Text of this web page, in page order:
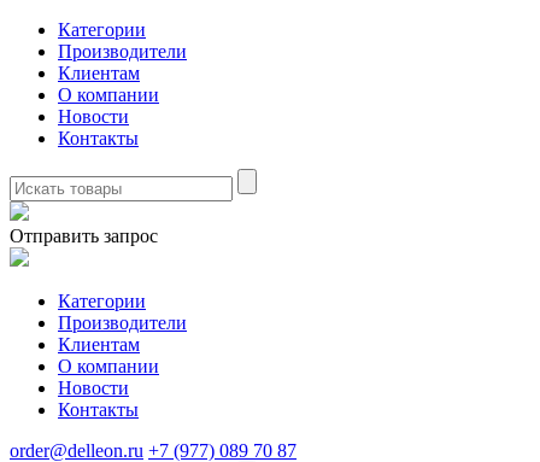
Категории
Производители
Клиентам
О компании
Новости
Контакты
Отправить запрос
Категории
Производители
Клиентам
О компании
Новости
Контакты
order@delleon.ru +7 (977) 089 70 87